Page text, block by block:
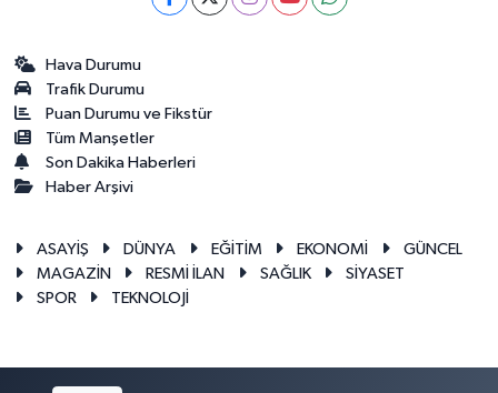
Hava Durumu
Trafik Durumu
Puan Durumu ve Fikstür
Tüm Manşetler
Son Dakika Haberleri
Haber Arşivi
ASAYİŞ DÜNYA EĞİTİM EKONOMİ
GÜNCEL
MAGAZİN
RESMİ İLAN SAĞLIK
SİYASET
SPOR
TEKNOLOJİ